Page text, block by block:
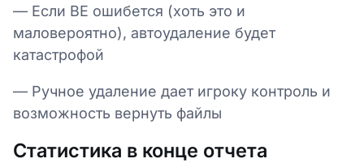
— Если BE ошибется (хоть это и
маловероятно), автоудаление будет
катастрофой
— Ручное удаление дает игроку контроль и
возможность вернуть файлы
Статистика в конце отчета